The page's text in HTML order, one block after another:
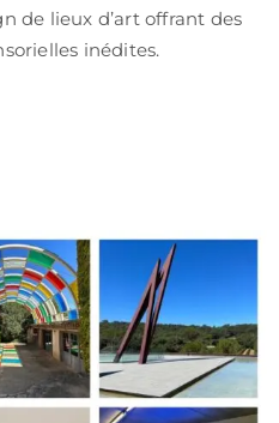
de lieux d’art offrant des
inédites.